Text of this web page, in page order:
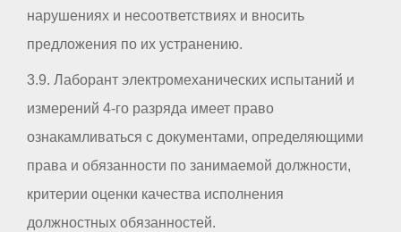
нарушениях и несоответствиях и вносить
предложения по их устранению.
3.9. Лаборант электромеханических испытаний и
измерений 4-го разряда имеет право
ознакамливаться с документами, определяющими
права и обязанности по занимаемой должности,
критерии оценки качества исполнения
должностных обязанностей.